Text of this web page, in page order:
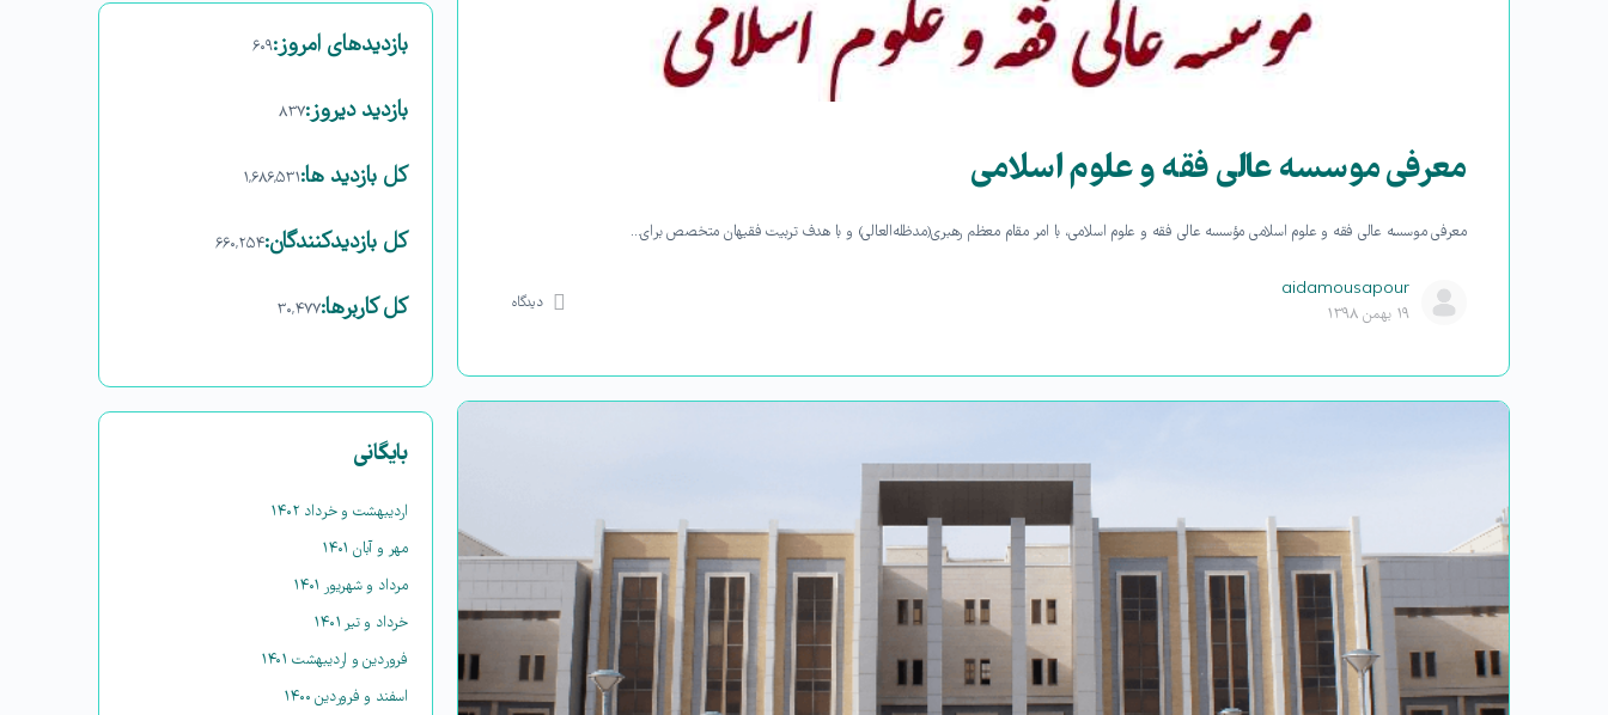
معرفی موسسه عالی فقه و علوم اسلامی
معرفی موسسه عالی فقه و علوم اسلامی مؤسسه عالی فقه و علوم اسلامی، با امر مقام معظم رهبری(مد‌ظله‌العالی) و با هدف تربیت فقیهان متخصص برای…
aidamousapour
۱۹ بهمن ۱۳۹۸
دیدگاه
بازدیدهای امروز:۶۰۹
بازدید دیروز:۸۳۷
کل بازدید ها:۱,۶۸۶,۵۳۱
کل بازدیدکنند‌گان:۶۶۰,۲۵۴
کل کاربرها:۳۰,۴۷۷
بایگانی
اردیبهشت و خرداد ۱۴۰۲
مهر و آبان ۱۴۰۱
مرداد و شهریور ۱۴۰۱
خرداد و تیر ۱۴۰۱
فروردین و اردیبهشت ۱۴۰۱
اسفند و فروردین ۱۴۰۰